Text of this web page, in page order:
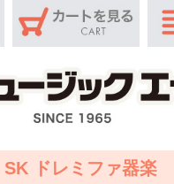
SK ドレミファ器楽